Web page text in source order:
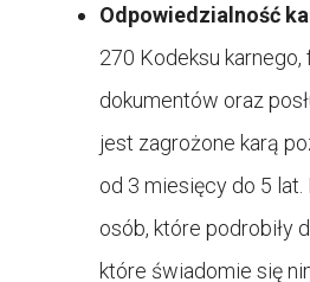
Odpowiedzialność
270 Kodeksu karnego,
dokumentów oraz
jest zagrożone karą
od 3 miesięcy do 5
osób, które podrobiły
które świadomie się